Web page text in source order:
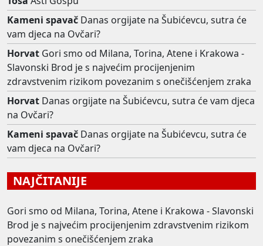
Kameni spavač Danas orgijate na Šubićevcu, sutra će
vam djeca na Ovčari?
Horvat Gori smo od Milana, Torina, Atene i Krakowa -
Slavonski Brod je s najvećim procijenjenim
zdravstvenim rizikom povezanim s onečišćenjem zraka
Horvat Danas orgijate na Šubićevcu, sutra će vam djeca
na Ovčari?
Kameni spavač Danas orgijate na Šubićevcu, sutra će
vam djeca na Ovčari?
NAJČITANIJE
Gori smo od Milana, Torina, Atene i Krakowa - Slavonski
Brod je s najvećim procijenjenim zdravstvenim rizikom
povezanim s onečišćenjem zraka